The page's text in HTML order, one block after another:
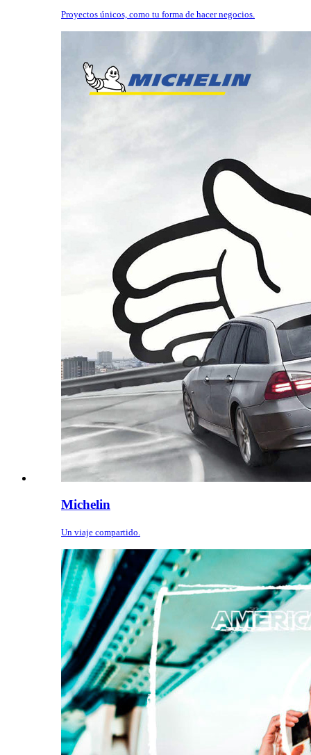
Proyectos únicos, como tu forma de hacer negocios.
Michelin
Un viaje compartido.